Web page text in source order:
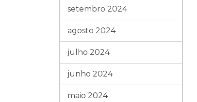
setembro 2024
agosto 2024
julho 2024
junho 2024
maio 2024